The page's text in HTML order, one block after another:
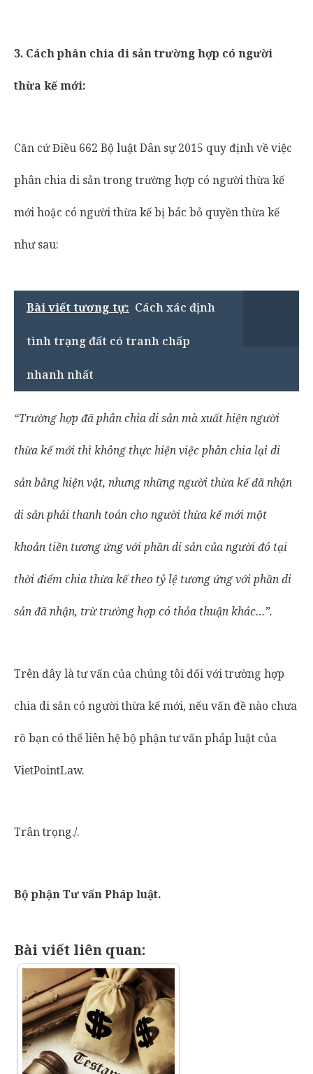
3. Cách phân chia di sản trường hợp có người
thừa kế mới:
Căn cứ Điều 662 Bộ luật Dân sự 2015 quy định về việc
phân chia di sản trong trường hợp có người thừa kế
mới hoặc có người thừa kế bị bác bỏ quyền thừa kế
như sau:
Bài viết tương tự: Cách xác định
tình trạng đất có tranh chấp
nhanh nhất
“Trường hợp đã phân chia di sản mà xuất hiện người
thừa kế mới thì không thực hiện việc phân chia lại di
sản bằng hiện vật, nhưng những người thừa kế đã nhận
di sản phải thanh toán cho người thừa kế mới một
khoản tiền tương ứng với phần di sản của người đó tại
thời điểm chia thừa kế theo tỷ lệ tương ứng với phần di
sản đã nhận, trừ trường hợp có thỏa thuận khác…”.
Trên đây là tư vấn của chúng tôi đối với trường hợp
chia di sản có người thừa kế mới, nếu vấn đề nào chưa
rõ bạn có thể liên hệ bộ phận tư vấn pháp luật của
VietPointLaw.
Trân trọng./.
Bộ phận Tư vấn Pháp luật.
Bài viết liên quan: